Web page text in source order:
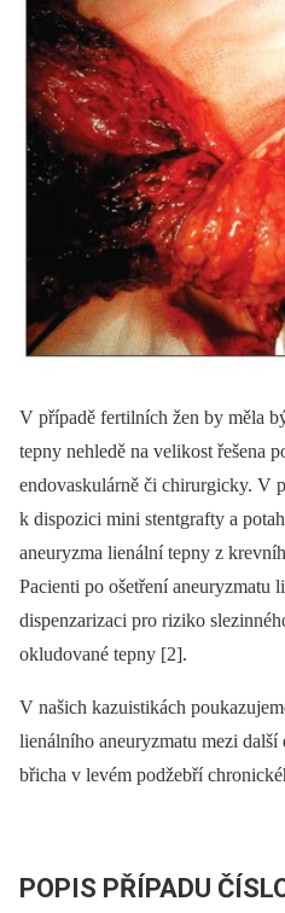
V případě fertilních žen by měla
tepny nehledě na velikost řešena
endovaskulárně či chirurgicky. V
k dispozici mini stentgrafty a
aneuryzma lienální tepny z
Pacienti po ošetření aneuryzmatu
dispenzarizaci pro riziko
okludované tepny [2].
V našich kazuistikách
lienálního aneuryzmatu mezi
břicha v levém podžebří
POPIS PŘÍPADU